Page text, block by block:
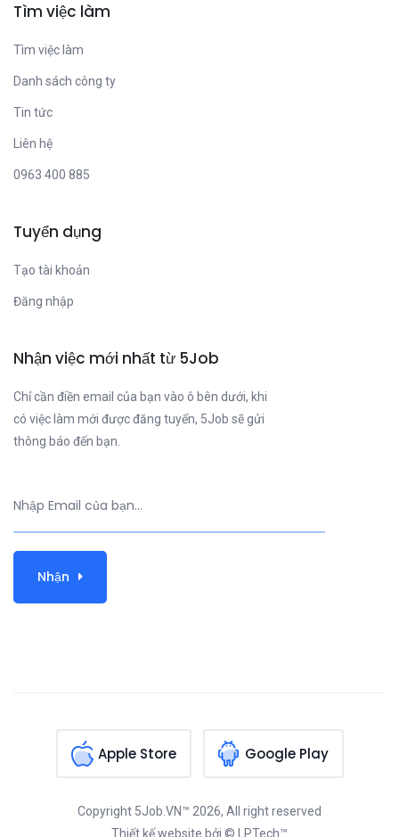
Tìm việc làm
Tìm việc làm
Danh sách công ty
Tin tức
Liên hệ
0963 400 885
Tuyển dụng
Tạo tài khoản
Đăng nhập
Nhận việc mới nhất từ 5Job
Chỉ cần điền email của bạn vào ô bên dưới, khi
có việc làm mới được đăng tuyển, 5Job sẽ gửi
thông báo đến bạn.
Nhận
Apple Store Google Play
Copyright 5Job.VN™ 2026, All right reserved
Thiết kế website bởi © LPTech™